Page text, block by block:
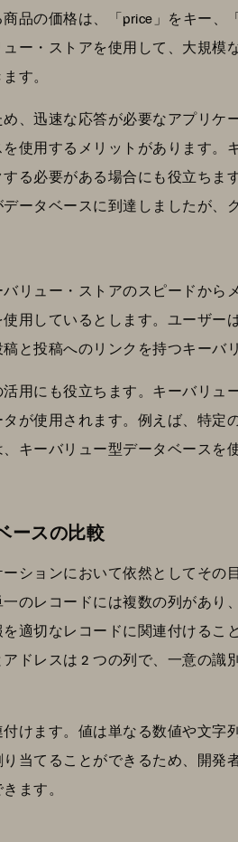
品の価格は、「price」をキー、
ー・ストアを使用して、大規模
す。
、迅速な応答が必要なアプリケ
使用するメリットがあります。
る必要がある場合にも役立ちま
ータベースに到達しましたが、
リュー・ストアのスピードから
用しているとします。ユーザー
と投稿へのリンクを持つキーバ
用にも役立ちます。キーバリュ
が使用されます。例えば、特定
キーバリュー型データベースを
ースの比較
ションにおいて依然としてその
のレコードには複数の列があり
適切なレコードに関連付けるこ
ドレスは 2 つの列で、一意の識
けます。値は単なる数値や文字
当てることができるため、開発
ます。